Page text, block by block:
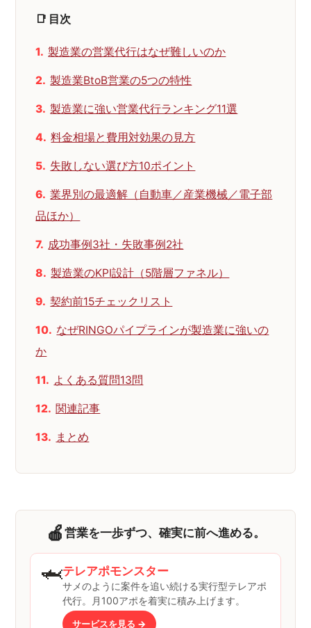
📑 目次
製造業の営業代行はなぜ難しいのか
製造業BtoB営業の5つの特性
製造業に強い営業代行ランキング11選
料金相場と費用対効果の見方
失敗しない選び方10ポイント
業界別の最適解（自動車／産業機械／電子部
品ほか）
成功事例3社・失敗事例2社
製造業のKPI設計（5階層ファネル）
契約前15チェックリスト
なぜRINGOパイプラインが製造業に強いの
か
よくある質問13問
関連記事
まとめ
🍎 営業を一歩ずつ、確実に前へ進める。
🦈テレアポモンスター
サメのように案件を追い続ける実行型テレアポ
代行。月100アポを着実に積み上げます。
サービスを見る →